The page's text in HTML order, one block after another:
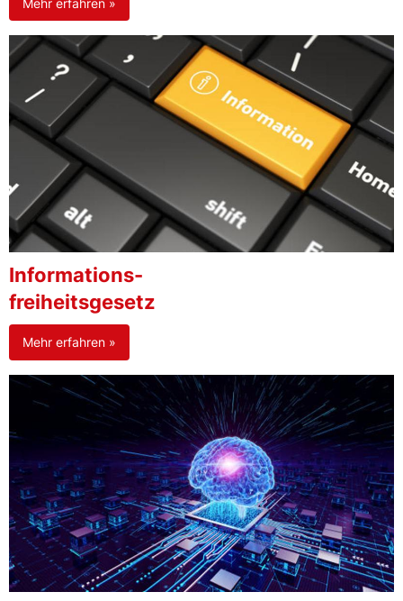
Informations-
freiheitsgesetz
Mehr erfahren »